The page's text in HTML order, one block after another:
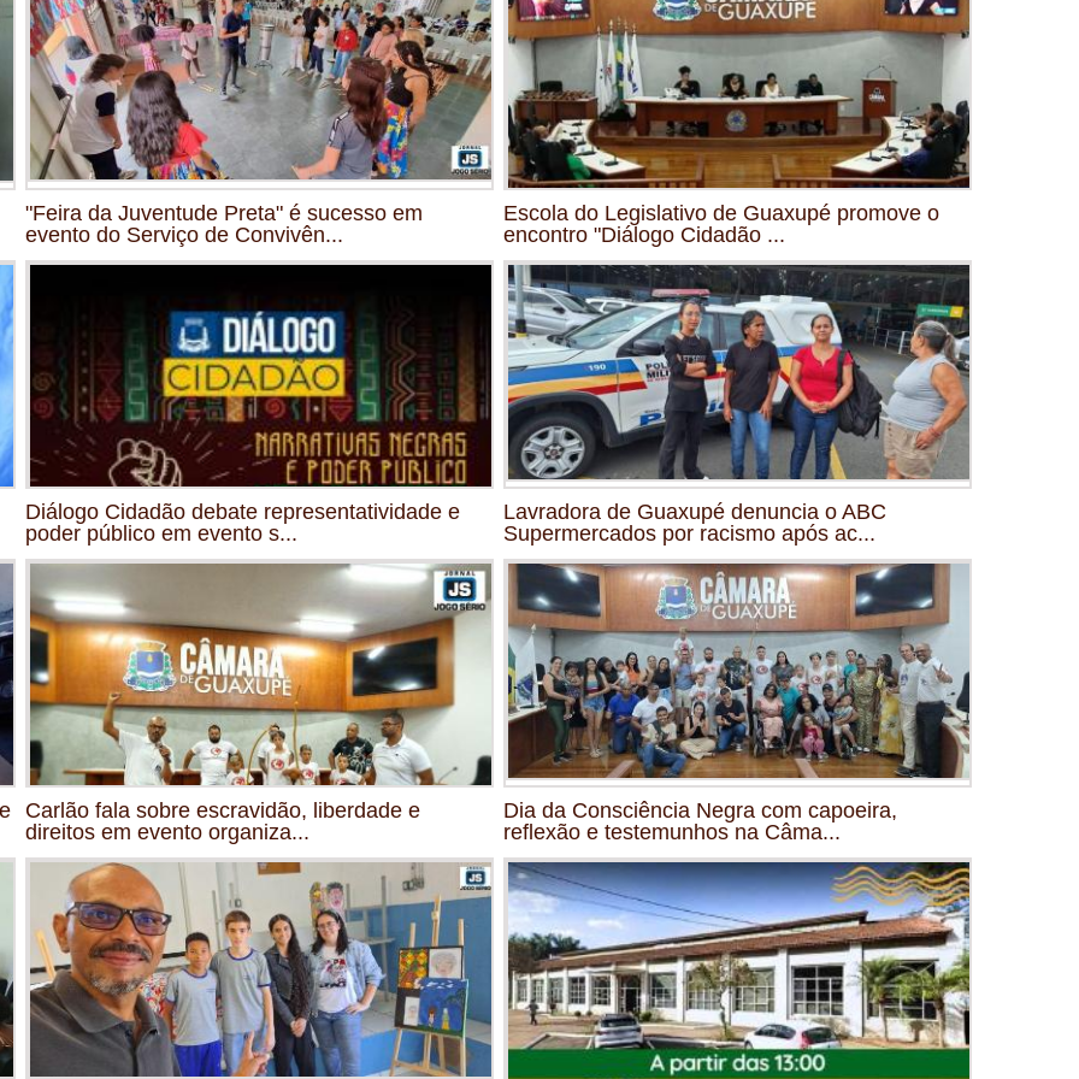
"Feira da Juventude Preta" é sucesso em
evento do Serviço de Convivên...
Escola do Legislativo de Guaxupé promove o
encontro "Diálogo Cidadão ...
Diálogo Cidadão debate representatividade e
poder público em evento s...
Lavradora de Guaxupé denuncia o ABC
Supermercados por racismo após ac...
Carlão fala sobre escravidão, liberdade e
direitos em evento organiza...
Dia da Consciência Negra com capoeira,
reflexão e testemunhos na Câma...